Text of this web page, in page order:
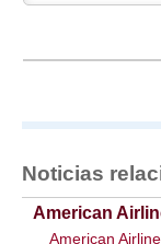
Noticias
American
American